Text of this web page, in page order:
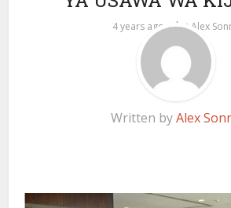
4 years ago by Alex
Written byAlex